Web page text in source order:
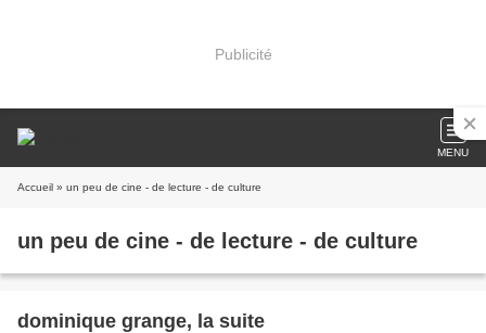
Publicité
MENU
Accueil » un peu de cine - de lecture - de culture
un peu de cine - de lecture - de culture
dominique grange, la suite